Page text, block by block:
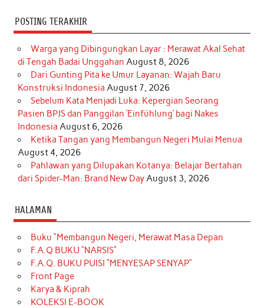
POSTING TERAKHIR
Warga yang Dibingungkan Layar : Merawat Akal Sehat
di Tengah Badai Unggahan August 8, 2026
Dari Gunting Pita ke Umur Layanan: Wajah Baru
Konstruksi Indonesia August 7, 2026
Sebelum Kata Menjadi Luka: Kepergian Seorang
Pasien BPJS dan Panggilan ‘Einfühlung’ bagi Nakes
Indonesia August 6, 2026
Ketika Tangan yang Membangun Negeri Mulai Menua
August 4, 2026
Pahlawan yang Dilupakan Kotanya: Belajar Bertahan
dari Spider-Man: Brand New DayAugust 3, 2026
HALAMAN
Buku “Membangun Negeri, Merawat Masa Depan
F.A.Q BUKU “NARSIS”
F.A.Q. BUKU PUISI “MENYESAP SENYAP”
Front Page
Karya & Kiprah
KOLEKSI E-BOOK